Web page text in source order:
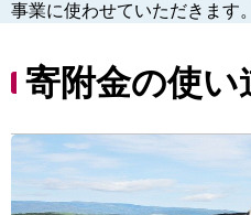
事業に使わせていただきます。
寄附金の使い